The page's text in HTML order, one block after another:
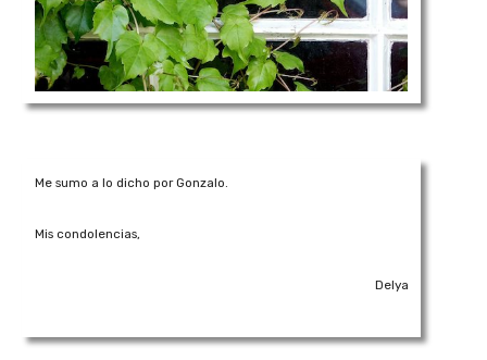
Me sumo a lo dicho por Gonzalo.
Mis condolencias,
Delya